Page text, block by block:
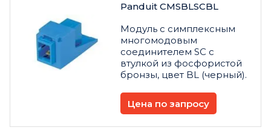
Panduit CMSBLSCBL
Модуль с симплексным
многомодовым
соединителем SC с
втулкой из фосфористой
бронзы, цвет BL (черный).
Цена по запросу